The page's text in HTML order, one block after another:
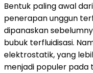
Bentuk paling awal
penerapan unggun
dipanaskan
bubuk terfluidisasi.
elektrostatik, yang
menjadi populer pada